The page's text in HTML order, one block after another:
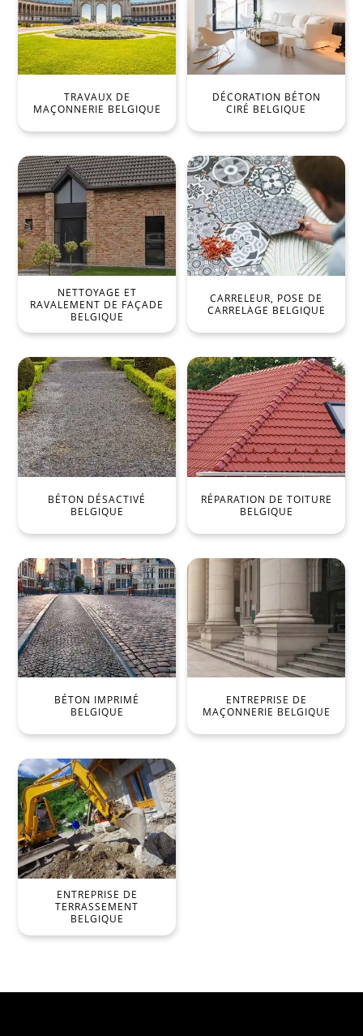
TRAVAUX DE
MAÇONNERIE BELGIQUE
DÉCORATION BÉTON
CIRÉ BELGIQUE
NETTOYAGE ET
RAVALEMENT DE FAÇADE
BELGIQUE
CARRELEUR, POSE DE
CARRELAGE BELGIQUE
BÉTON DÉSACTIVÉ
BELGIQUE
RÉPARATION DE TOITURE
BELGIQUE
BÉTON IMPRIMÉ
BELGIQUE
ENTREPRISE DE
MAÇONNERIE BELGIQUE
ENTREPRISE DE
TERRASSEMENT
BELGIQUE